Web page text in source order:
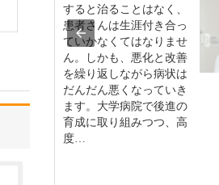
すると治ることはなく、
患者さんは生涯付き合っ
ていかなくてはなりませ
ん。しかも、悪化と改善
を繰り返しながら病状は
だんだん悪くなっていき
ます。大学病院で後進の
育成に取り組みつつ、高
度…